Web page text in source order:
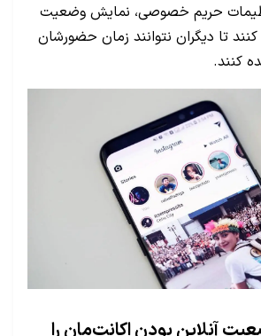
حریم خصوصی، نمایش وضعیت
تا دیگران نتوانند زمان حضورشان
کنند.
آنلاین بودن اکانت‌مان را